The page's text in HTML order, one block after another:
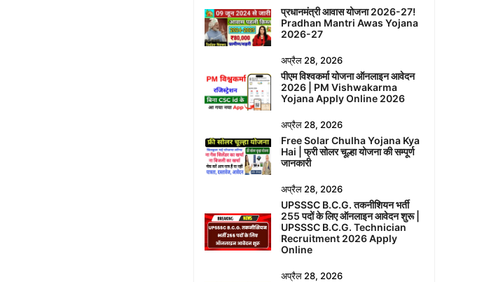
प्रधानमंत्री आवास योजना 2026-27!
Pradhan Mantri Awas Yojana
2026-27
अप्रैल 28, 2026
पीएम विश्वकर्मा योजना ऑनलाइन आवेदन
2026 | PM Vishwakarma
Yojana Apply Online 2026
अप्रैल 28, 2026
Free Solar Chulha Yojana Kya
Hai | फ्री सोलर चूल्हा योजना की सम्पूर्ण
जानकारी
अप्रैल 28, 2026
UPSSSC B.C.G. तकनीशियन भर्ती
255 पदों के लिए ऑनलाइन आवेदन शुरू |
UPSSSC B.C.G. Technician
Recruitment 2026 Apply
Online
अप्रैल 28, 2026